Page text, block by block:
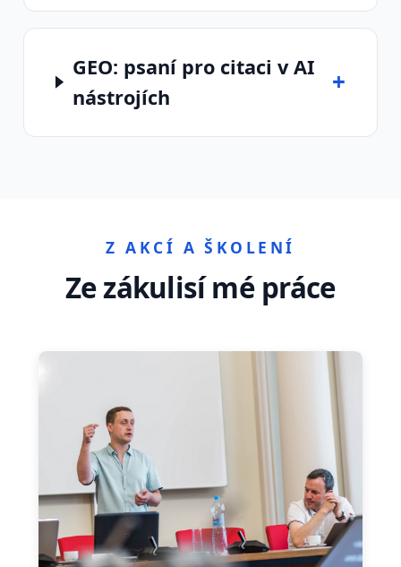
GEO: psaní pro citaci v AI
nástrojích
+
Z AKCÍ A ŠKOLENÍ
Ze zákulisí mé práce